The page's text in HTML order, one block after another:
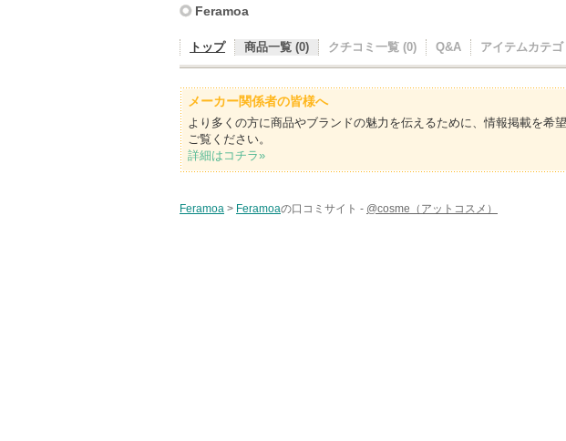
Feramoa
トップ 商品一覧 (0) クチコミ一覧 (0) Q&A アイテムカテ
メーカー関係者の皆様へ
より多くの方に商品やブランドの魅力を伝えるために、情報掲載を希
ご覧ください。
詳細はコチラ»
Feramoa > Feramoaの口コミサイト - @cosme（アットコスメ）